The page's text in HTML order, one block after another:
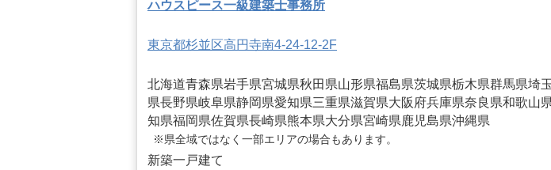
ハウスピース一級建築士事務所
東京都杉並区高円寺南4-24-12-2F
北海道青森県岩手県宮城県秋田県山形県福島県茨城県栃木県群馬県埼
県長野県岐阜県静岡県愛知県三重県滋賀県大阪府兵庫県奈良県和歌山
知県福岡県佐賀県長崎県熊本県大分県宮崎県鹿児島県沖縄県
※県全域ではなく一部エリアの場合もあります。
新築一戸建て